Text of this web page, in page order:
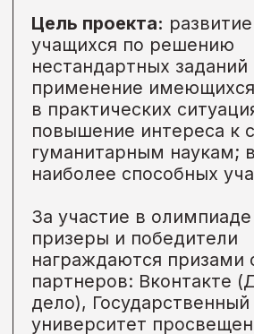
Подробнее →
Сбер Сова
• Онлайн
Бесплатные онлайн-курсы Академии
Благосостояния.
Идет сейчас